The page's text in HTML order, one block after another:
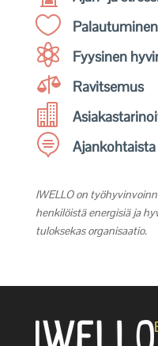
 Palautuminen
 Fyysinen
 Ravitsemus

 Ajankohtaista
IWELLO on
henkilöistä energisiä ja
tuloksekas organisaatio.